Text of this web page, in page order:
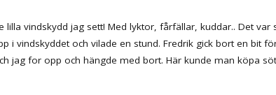
vindskydd jag sett! Med lyktor, fårfällar, kuddar.. Det var
i vindskyddet och vilade en stund. Fredrik gick bort en bit
jag for opp och hängde med bort. Här kunde man köpa